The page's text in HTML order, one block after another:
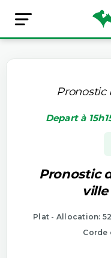
Pronostic
Depart à
Pronostic
Plat - Allocation:
Corde